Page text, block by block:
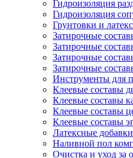
Гидроизоляция
Гидроизоляция
Грунтовки и
Затирочные
Затирочные
Затирочные
Затирочные
Инструменты для
Клеевые составы
Клеевые составы
Клеевые составы
Клеевые составы
Латексные добавки
Наливной пол
Очистка и уход за